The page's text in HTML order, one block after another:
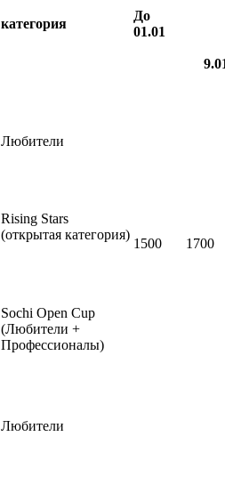
категория
До
01.01
Любители
1500 1700
Rising Stars
(открытая категория)
Sochi Open Cup
(Любители +
Профессионалы)
Любители